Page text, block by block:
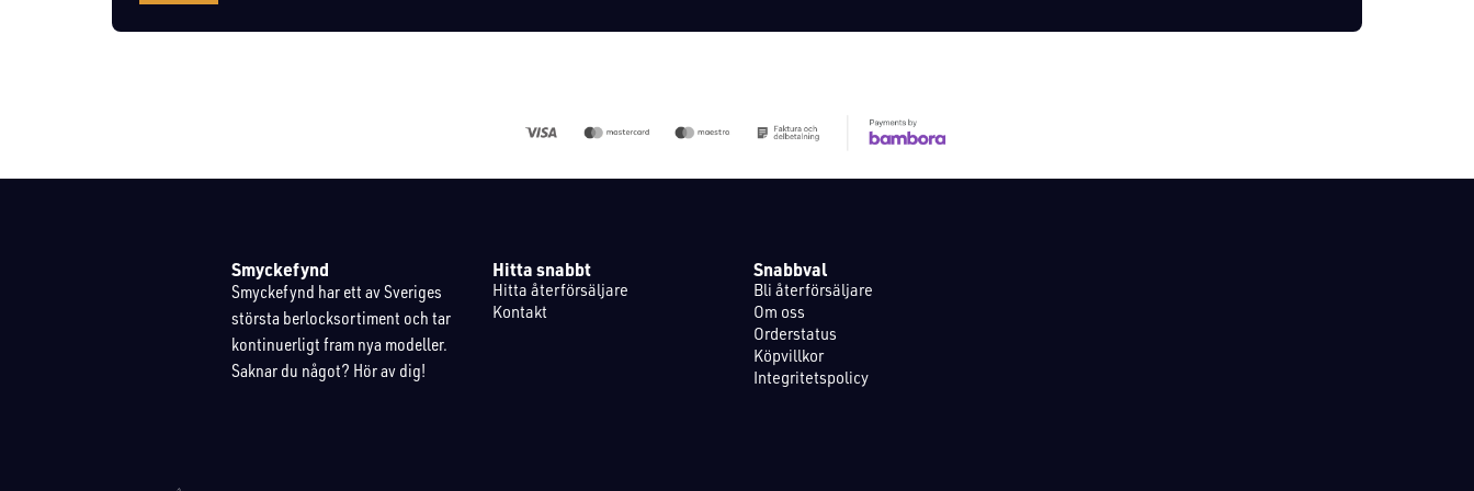
Smyckefynd
Smyckefynd har ett av Sveriges
största berlocksortiment och tar
kontinuerligt fram nya modeller.
Saknar du något? Hör av dig!
Hitta snabbt
Hitta återförsäljare
Kontakt
Snabbval
Bli återförsäljare
Om oss
Orderstatus
Köpvillkor
Integritetspolicy